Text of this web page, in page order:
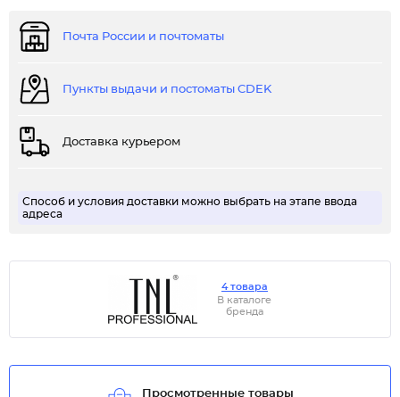
Почта России и почтоматы
Пункты выдачи и постоматы CDEK
Доставка курьером
Способ и условия доставки можно выбрать на этапе ввода
адреса
4 товара
В каталоге
бренда
Просмотренные товары